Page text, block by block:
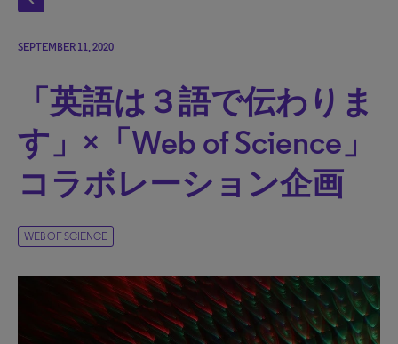
SEPTEMBER 11, 2020
「英語は３語で伝わりま
す」×「Web of Science」
コラボレーション企画
WEB OF SCIENCE